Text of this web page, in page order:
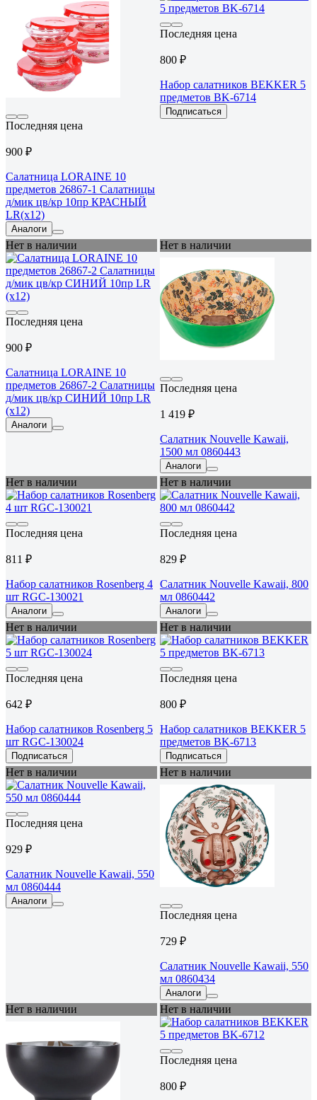
Последняя цена
900 ₽
Салатница LORAINE 10
предметов 26867-1 Салатницы
д/мик цв/кр 10пр КРАСНЫЙ
LR(х12)
Аналоги
Последняя цена
800 ₽
Набор салатников BEKKER 5
предметов BK-6714
Подписаться
Нет в наличии
Последняя цена
900 ₽
Салатница LORAINE 10
предметов 26867-2 Салатницы
д/мик цв/кр СИНИЙ 10пр LR
(х12)
Аналоги
Нет в наличии
Последняя цена
1 419 ₽
Салатник Nouvelle Kawaii,
1500 мл 0860443
Аналоги
Нет в наличии
Последняя цена
811 ₽
Набор салатников Rosenberg 4
шт RGC-130021
Аналоги
Нет в наличии
Последняя цена
829 ₽
Салатник Nouvelle Kawaii, 800
мл 0860442
Аналоги
Нет в наличии
Последняя цена
642 ₽
Набор салатников Rosenberg 5
шт RGC-130024
Подписаться
Нет в наличии
Последняя цена
800 ₽
Набор салатников BEKKER 5
предметов BK-6713
Подписаться
Нет в наличии
Последняя цена
929 ₽
Салатник Nouvelle Kawaii, 550
мл 0860444
Аналоги
Нет в наличии
Последняя цена
729 ₽
Салатник Nouvelle Kawaii, 550
мл 0860434
Аналоги
Нет в наличии Нет в наличии
Последняя цена
800 ₽